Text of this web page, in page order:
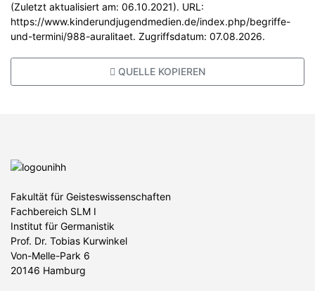
(Zuletzt aktualisiert am: 06.10.2021). URL:
https://www.kinderundjugendmedien.de/index.php/begriffe-
und-termini/988-auralitaet. Zugriffsdatum: 07.08.2026.
QUELLE KOPIEREN
Fakultät für Geisteswissenschaften
Fachbereich SLM I
Institut für Germanistik
Prof. Dr. Tobias Kurwinkel
Von-Melle-Park 6
20146 Hamburg